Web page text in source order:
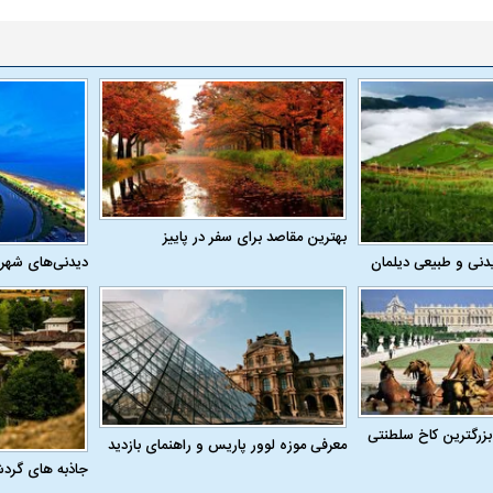
و طبیعی دیلمان
بهترین مقاصد برای سفر در پاییز
دیدنی‌های
کاخ سلطنتی
معرفی موزه لوور پاریس و راهنمای بازدید
جاذبه های
واژگونی مرگبار سمند در اصفهان | ۴ نفر
عکس| ماجرای کشف جسد ناشناس که
توسط حیوانات خورده شد
زنگ خطر دوباره
پرسپولیس
پیشنهاد ۱۳۲میلیاردی رامین رضاییان به
استقلال
بازگشت اندونگ
هافبک گابنی در